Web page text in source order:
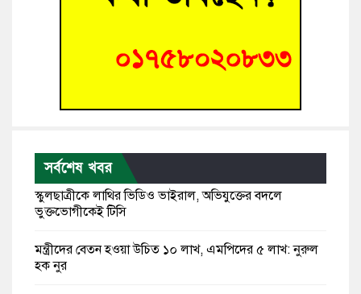
সর্বশেষ খবর
স্কুলছাত্রীকে লাথির ভিডিও ভাইরাল, অভিযুক্তের বদলে
ভুক্তভোগীকেই টিসি
মন্ত্রীদের বেতন হওয়া উচিত ১০ লাখ, এমপিদের ৫ লাখ: নুরুল
হক নুর